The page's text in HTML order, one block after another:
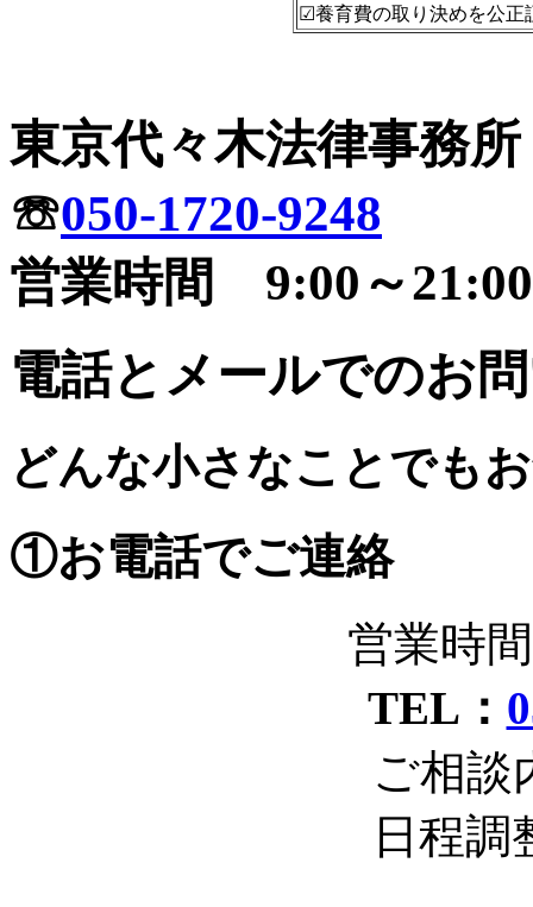
☑養育費の取り決めを公正
東京代々木法律事務所
☏050-1720-9248
営業時間 9:00～21:00
電話とメールでのお
どんな小さなことでも
①お電話でご連絡
営業時
TEL：
ご相談
日程調